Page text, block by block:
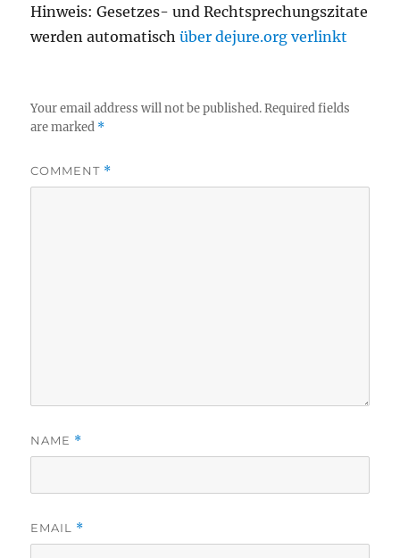
Hinweis: Gesetzes- und Rechtsprechungszitate
werden automatischüber dejure.org verlinkt
Your email address will not be published. Required fields
are marked *
COMMENT *
NAME *
EMAIL *